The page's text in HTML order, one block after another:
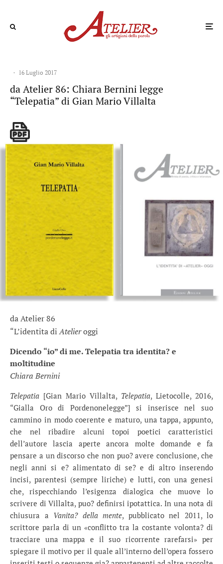
· 16 Luglio 2017
da Atelier 86: Chiara Bernini legge
“Telepatia” di Gian Mario Villalta
da Atelier 86
“L’identita diAtelieroggi
Dicendo “io” di me. Telepatia tra identita? e
moltitudine
Chiara Bernini
Telepatia [Gian Mario Villalta, Telepatia, Lietocolle, 2016,
“Gialla Oro di Pordenonelegge”] si inserisce nel suo
cammino in modo coerente e maturo, una tappa, appunto,
che nel ribadire alcuni topoi poetici caratteristici
dell’autore lascia aperte ancora molte domande e fa
pensare a un discorso che non puo? avere conclusione, che
negli anni si e? alimentato di se? e di altro inserendo
incisi, parentesi (sempre liriche) e lutti, con una genesi
che, rispecchiando l’esigenza dialogica che muove lo
scrivere di Villalta, puo? definirsi ipotattica. In una nota di
chiusura a Vanita? della mente, pubblicato nel 2011, lo
scrittore parla di un «conflitto tra la costante volonta? di
tracciare una mappa e il suo ricorrente rarefarsi» per
spiegare il motivo per il quale all’interno dell’opera fossero